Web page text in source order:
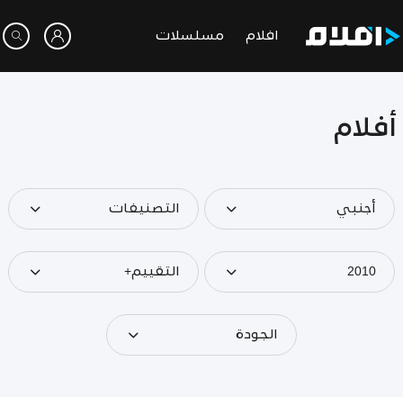
افلام مسلسلات
أفلام
أجنبي التصنيفات
2010 التقييم+
الجودة